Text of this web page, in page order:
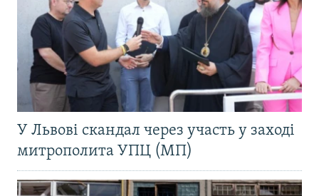
У Львові скандал через участь у заході
митрополита УПЦ (МП)